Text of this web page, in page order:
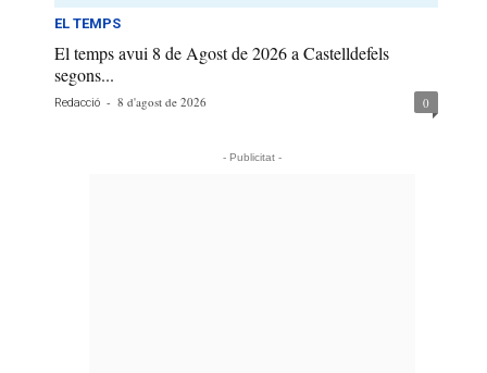
EL TEMPS
El temps avui 8 de Agost de 2026 a Castelldefels
segons...
Redacció - 8 d'agost de 2026 0
- Publicitat -